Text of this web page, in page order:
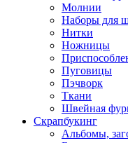
Молнии
Наборы для
Нитки
Ножницы
Пуговицы
Пэчворк
Ткани
Швейная
Скрапбукинг
Альбомы,